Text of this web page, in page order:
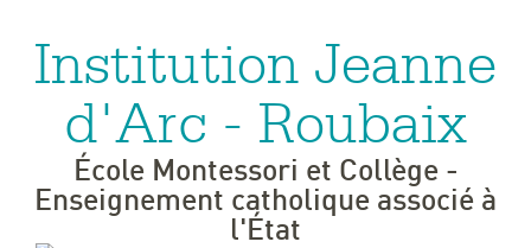
Outils
personnels
Institution Jeanne
d'Arc - Roubaix
École Montessori et Collège -
Enseignement catholique associé à
l'État